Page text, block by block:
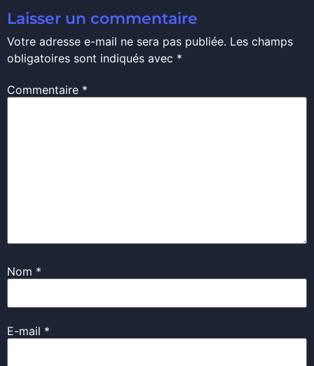
Laisser un commentaire
Votre adresse e-mail ne sera pas publiée. Les champs
obligatoires sont indiqués avec *
Commentaire *
Nom *
E-mail *